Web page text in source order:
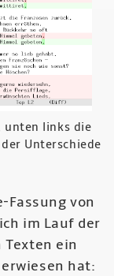
unten links die
Unterschiede
Fassung von
im Lauf der
ein
hat: